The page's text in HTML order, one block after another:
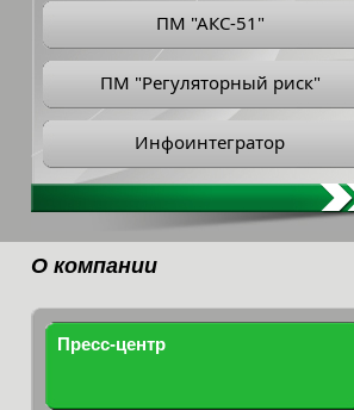
ПМ "АКС-51"
ПМ "Регуляторный риск"
Инфоинтегратор
О компании
Пресс-центр